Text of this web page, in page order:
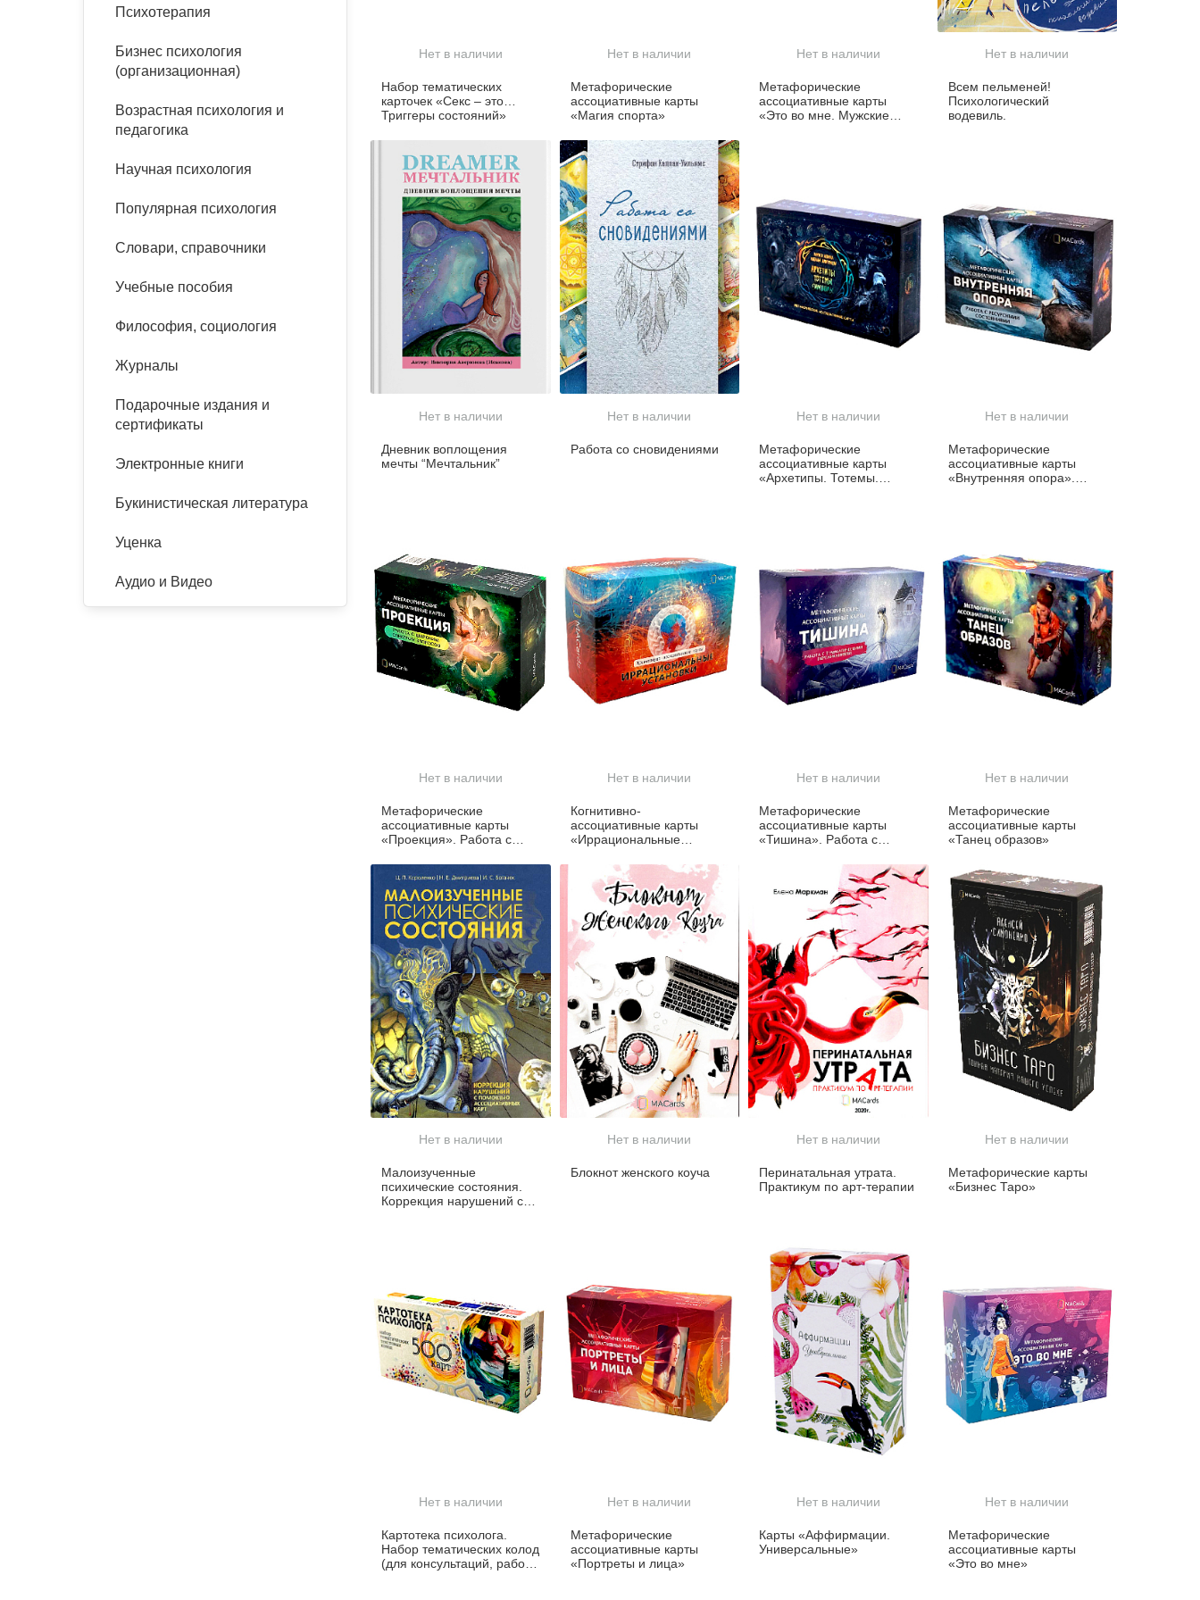
панические атаки
Психодрама
Сказкотерапия
психотерапии
Классический, эриксоновский
эргономика
Социальная психология
Психология развития
организационная психология
психоанализ
Психотерапия
Бизнес психология
(организационная)
Возрастная психология и
педагогика
Научная психология
Популярная психология
Словари, справочники
Учебные пособия
Философия, социология
Журналы
Подарочные издания и
сертификаты
Электронные книги
Букинистическая литература
Уценка
Аудио и Видео
Нет в наличии
Набор тематических
карточек «Секс – это…
Триггеры состояний»
Нет в наличии
Метафорические
ассоциативные карты
«Магия спорта»
Нет в наличии
Метафорические
ассоциативные карты
«Это во мне. Мужские
Нет в наличии
Всем пельменей!
Психологический
водевиль.
Нет в наличии
Дневник воплощения
мечты “Мечтальник”
Нет в наличии
Работа со сновидениями
Нет в наличии
Метафорические
ассоциативные карты
«Архетипы. Тотемы.
Нет в наличии
Метафорические
ассоциативные карты
«Внутренняя опора».
Нет в наличии
Метафорические
ассоциативные карты
«Проекция». Работа с
запросов.
Нет в наличии
Когнитивно-
ассоциативные карты
«Иррациональные
Нет в наличии
Метафорические
ассоциативные карты
«Тишина». Работа с
переживаниями.
Нет в наличии
Метафорические
ассоциативные карты
«Танец образов»
Нет в наличии
Малоизученные
психические состояния.
Коррекция нарушений с
Нет в наличии
Блокнот женского коуча
Нет в наличии
Перинатальная утрата.
Практикум по арт-терапии
Нет в наличии
Метафорические карты
«Бизнес Таро»
Нет в наличии
Картотека психолога.
Набор тематических колод
(для консультаций, работы
Нет в наличии
Метафорические
ассоциативные карты
«Портреты и лица»
Нет в наличии
Карты «Аффирмации.
Универсальные»
Нет в наличии
Метафорические
ассоциативные карты
«Это во мне»